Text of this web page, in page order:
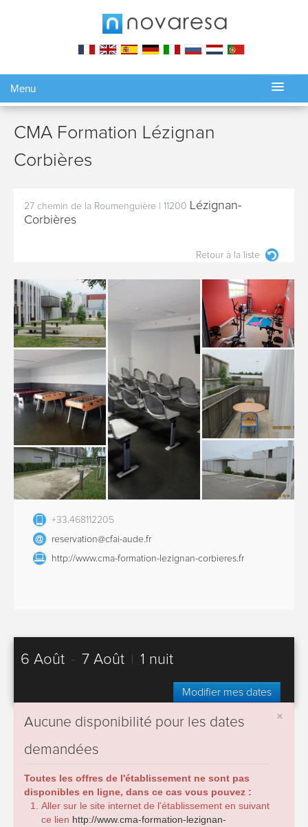
Menu
CMA Formation Lézignan
Corbières
27 chemin de la Roumenguière 11200 Lézignan-
Corbières
Retour à la liste
+33.468112205
reservation@cfai-aude.fr
http://www.cma-formation-lezignan-corbieres.fr
6 Août - 7 Août 1 nuit
Modifier mes dates
×
Aucune disponibilité pour les dates
demandées
Toutes les offres de l'établissement ne sont pas
disponibles en ligne, dans ce cas vous pouvez :
Aller sur le site internet de l'établissement en suivant
ce lien http://www.cma-formation-lezignan-